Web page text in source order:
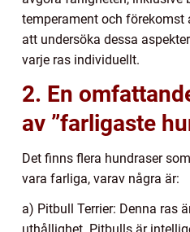
temperament och förekomst
att undersöka dessa
varje ras individuellt.
2. En
av ”farligaste
Det finns flera hundraser
vara farliga, varav några är:
a) Pitbull Terrier: Denna ras
uthållighet. Pitbulls är